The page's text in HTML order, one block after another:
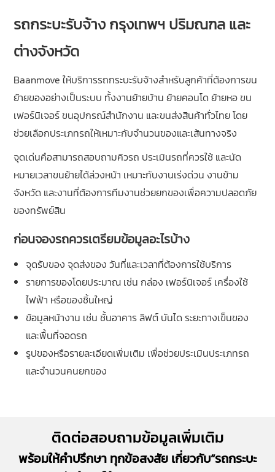
รถกระบะรับจ้าง กรุงเทพฯ ปริมณฑล และ
ต่างจังหวัด
Baanmove ให้บริการรถกระบะรับจ้างสำหรับลูกค้าที่ต้องการขน
ย้ายของอย่างเป็นระบบ ทั้งงานย้ายบ้าน ย้ายคอนโด ย้ายหอ ขน
เฟอร์นิเจอร์ ขนอุปกรณ์สำนักงาน และขนส่งสินค้าทั่วไทย โดย
ช่วยเลือกประเภทรถให้เหมาะกับจำนวนของและเส้นทางจริง
จุดเด่นคือสามารถสอบถามคิวรถ ประเมินรถที่ควรใช้ และนัด
หมายเวลาขนย้ายได้ล่วงหน้า เหมาะกับงานเร่งด่วน งานข้าม
จังหวัด และงานที่ต้องการทีมงานช่วยยกของเพื่อความปลอดภัย
ของทรัพย์สิน
ก่อนจองรถควรเตรียมข้อมูลอะไรบ้าง
จุดรับของ จุดส่งของ วันที่และเวลาที่ต้องการใช้บริการ
รายการของโดยประมาณ เช่น กล่อง เฟอร์นิเจอร์ เครื่องใช้
ไฟฟ้า หรือของชิ้นใหญ่
ข้อมูลหน้างาน เช่น ชั้นอาคาร ลิฟต์ บันได ระยะทางเข็นของ
และพื้นที่จอดรถ
รูปของหรือรายละเอียดเพิ่มเติม เพื่อช่วยประเมินประเภทรถ
และจำนวนคนยกของ
ติดต่อสอบถามข้อมูลเพิ่มเติม
พร้อมให้คำปรึกษา ทุกข้อสงสัย เกี่ยวกับ“รถกระบะ